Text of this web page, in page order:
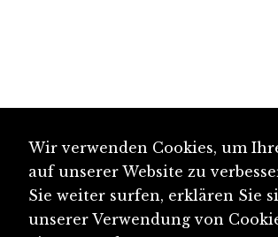
Wir verwenden Cookies, um
auf unserer Website zu
Sie weiter surfen, erklären Sie
unserer Verwendung von